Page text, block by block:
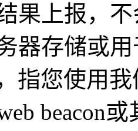
果上报，
器存储或
指您使用
beacon